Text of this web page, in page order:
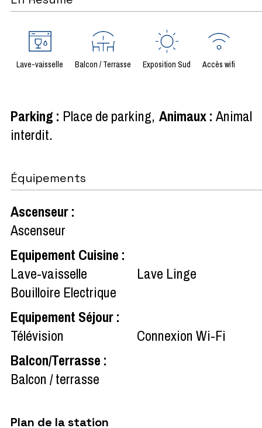
Lave-vaisselle Balcon / Terrasse Exposition Sud Accès wifi
Parking : Place de parking Animaux: Animal
interdit
Équipements
Ascenseur:
Ascenseur
Equipement Cuisine :
Lave-vaisselle
Lave Linge
Bouilloire Electrique
Equipement Séjour:
Télévision
Connexion Wi-Fi
Balcon/Terrasse :
Balcon / terrasse
Plan de la station